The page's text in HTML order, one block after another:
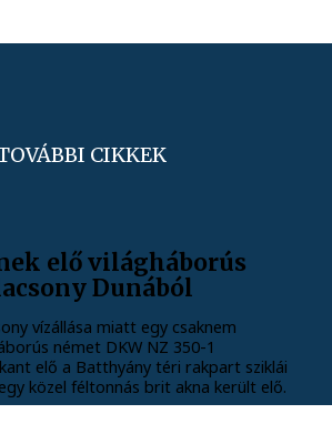
CIKKEK
elő világháborús
Dunából
vízállása miatt egy csaknem
német DKW NZ 350-1
elő a Batthyány téri rakpart sziklái
közel féltonnás brit akna került elő.